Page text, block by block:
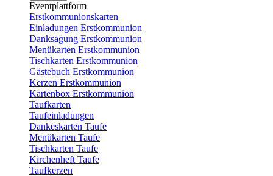
Eventplattform
Erstkommunionskarten
Einladungen Erstkommunion
Danksagung Erstkommunion
Menükarten Erstkommunion
Tischkarten Erstkommunion
Gästebuch Erstkommunion
Kerzen Erstkommunion
Kartenbox Erstkommunion
Taufkarten
Taufeinladungen
Dankeskarten Taufe
Menükarten Taufe
Tischkarten Taufe
Kirchenheft Taufe
Taufkerzen